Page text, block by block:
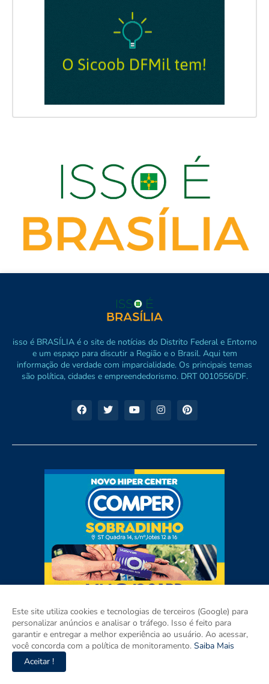
isso é BRASÍLIA é o site de notícias do Distrito Federal e Entorno
e um espaço para discutir a Região e o Brasil. Aqui tem
informação de verdade com imparcialidade. Os principais temas
são política, cidades e empreendedorismo. DRT 0010556/DF.
Este site utiliza cookies e tecnologias de terceiros (Google) para
personalizar anúncios e analisar o tráfego. Isso é feito para
garantir e entregar a melhor experiência ao usuário. Ao acessar,
você concorda com a política de monitoramento. Saiba Mais
Aceitar !